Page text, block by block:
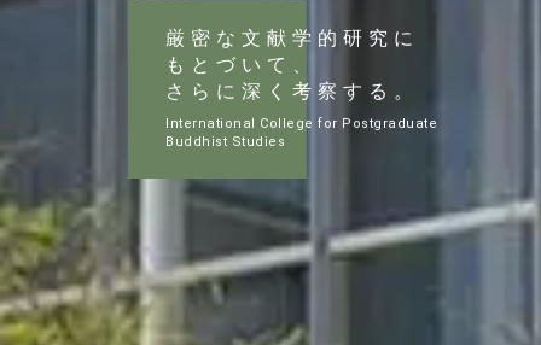
厳密な文献学的研究に
もとづいて、
さらに深く考察する。
International College for Postgraduate
Buddhist Studies